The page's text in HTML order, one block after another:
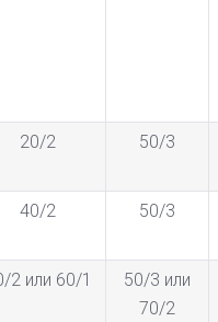
20/2 50/3
40/2 50/3
2 или 60/1
50/3 или
70/2